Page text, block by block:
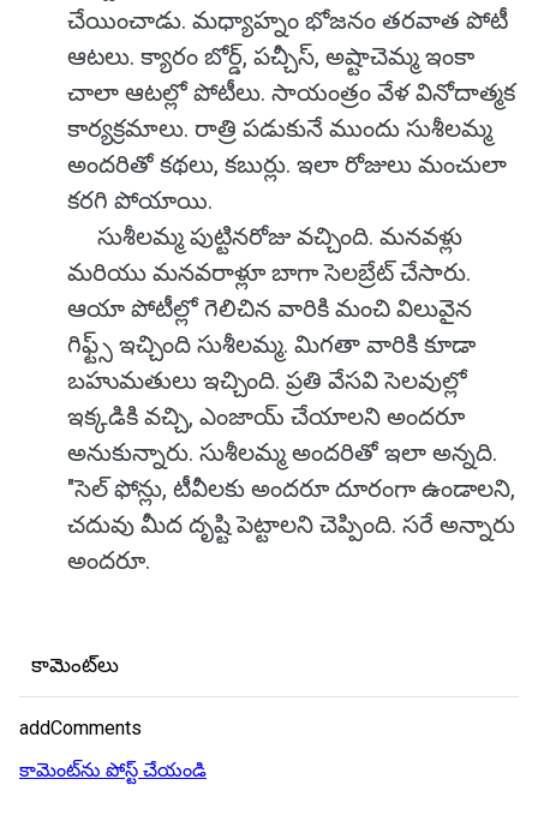
చేయించాడు. మధ్యాహ్నం భోజనం తరవాత పోటీ
ఆటలు. క్యారం బోర్డ్, పచ్చీస్, అష్టాచెమ్మ ఇంకా
చాలా ఆటల్లో పోటీలు. సాయంత్రం వేళ వినోదాత్మక
కార్యక్రమాలు. రాత్రి పడుకునే ముందు సుశీలమ్మ
అందరితో కథలు, కబుర్లు. ఇలా రోజులు మంచులా
కరగి పోయాయి.
సుశీలమ్మ పుట్టినరోజు వచ్చింది. మనవళ్లు
మరియు మనవరాళ్లూ బాగా సెలబ్రేట్ చేసారు.
ఆయా పోటీల్లో గెలిచిన వారికి మంచి విలువైన
గిఫ్ట్స్ ఇచ్చింది సుశీలమ్మ. మిగతా వారికి కూడా
బహుమతులు ఇచ్చింది. ప్రతి వేసవి సెలవుల్లో
ఇక్కడికి వచ్చి, ఎంజాయ్ చేయాలని అందరూ
అనుకున్నారు. సుశీలమ్మ అందరితో ఇలా అన్నది.
"సెల్ ఫోన్లు, టీవీలకు అందరూ దూరంగా ఉండాలని,
చదువు మీద దృష్టి పెట్టాలని చెప్పింది. సరే అన్నారు
అందరూ.
కామెంట్‌లు
addComments
కామెంట్‌ను పోస్ట్ చేయండి